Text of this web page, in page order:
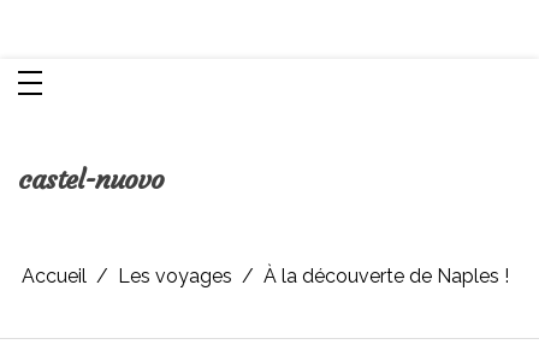
castel-nuovo
Accueil Les voyages À la découverte de Naples !